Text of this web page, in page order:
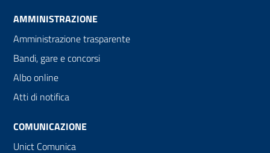
AMMINISTRAZIONE
Amministrazione trasparente
Bandi, gare e concorsi
Albo online
Atti di notifica
COMUNICAZIONE
Unict Comunica